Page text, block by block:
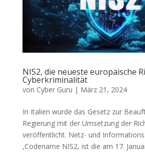
NIS2, die neueste europäische
Cyberkriminalität
von Cyber Guru | März 21, 2024
In Italien wurde das Gesetz zur
Regierung mit der Umsetzung der
veröffentlicht. Netz- und
,Codename NIS2, ist die am 17.